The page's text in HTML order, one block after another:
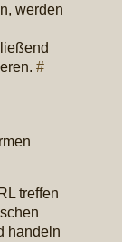
werden
#
treffen
handeln